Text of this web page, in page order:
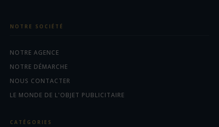
NOTRE SOCIÉTÉ
NOTRE AGENCE
NOTRE DÉMARCHE
NOUS CONTACTER
LE MONDE DE L'OBJET PUBLICITAIRE
CATÉGORIES